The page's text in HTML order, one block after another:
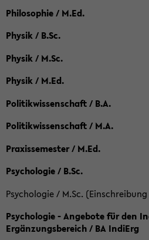
Philosophie / M.Ed.
Physik / B.Sc.
Physik / M.Sc.
Physik / M.Ed.
Politikwissenschaft / B.A.
Politikwissenschaft / M.A.
Praxissemester / M.Ed.
Psychologie / B.Sc.
Psychologie / M.Sc. (Einschreibung
Psychologie - Angebote für den
Ergänzungsbereich / BA IndiErg